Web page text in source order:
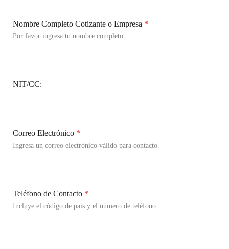
Nombre Completo Cotizante o Empresa *
Por favor ingresa tu nombre completo.
NIT/CC:
Correo Electrónico *
Ingresa un correo electrónico válido para contacto.
Teléfono de Contacto *
Incluye el código de país y el número de teléfono.